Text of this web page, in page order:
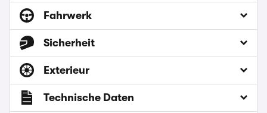
Fahrwerk
Sicherheit
Exterieur
Technische Daten